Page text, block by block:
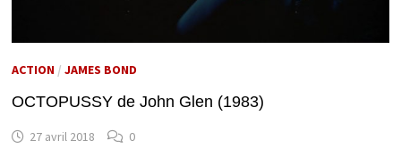
ACTION/ JAMES BOND
OCTOPUSSY de John Glen (1983)
27 avril 2018 0